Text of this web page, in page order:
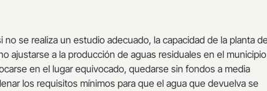
no se realiza un estudio adecuado, la capacidad de la planta
ajustarse a la producción de aguas residuales en el
en el lugar equivocado, quedarse sin fondos a media
los requisitos mínimos para que el agua que devuelva se